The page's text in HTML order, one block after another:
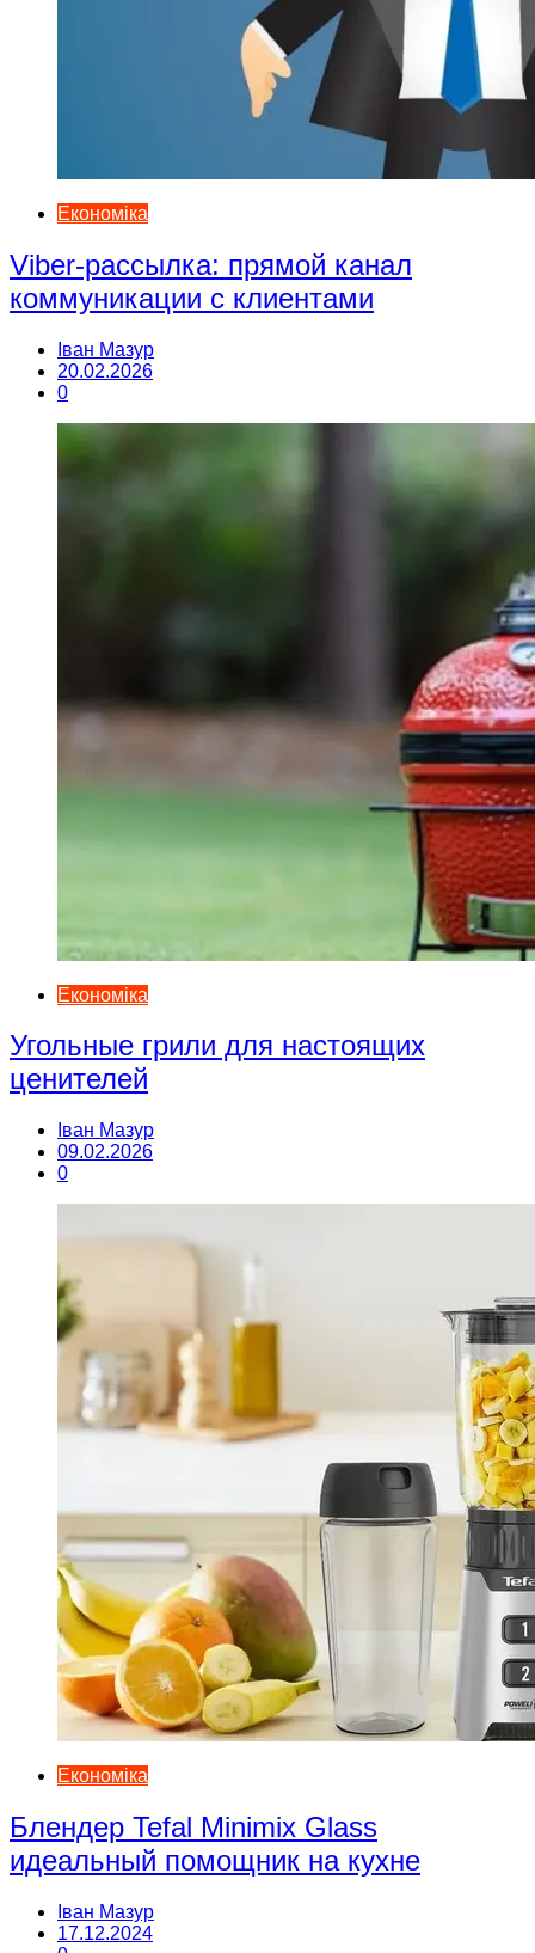
Економіка
Viber-рассылка: прямой канал
коммуникации с клиентами
Іван Мазур
20.02.2026
0
Економіка
Угольные грили для настоящих
ценителей
Іван Мазур
09.02.2026
0
Економіка
Блендер Tefal Minimix Glass
идеальный помощник на кухне
Іван Мазур
17.12.2024